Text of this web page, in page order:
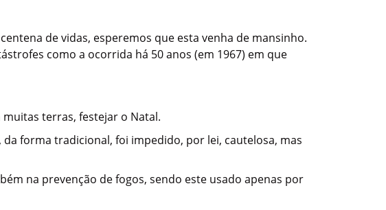
de vidas, esperemos que esta venha de mansinho.
como a ocorrida há 50 anos (em 1967) em que
terras, festejar o Natal.
forma tradicional, foi impedido, por lei, cautelosa, mas
na prevenção de fogos, sendo este usado apenas por